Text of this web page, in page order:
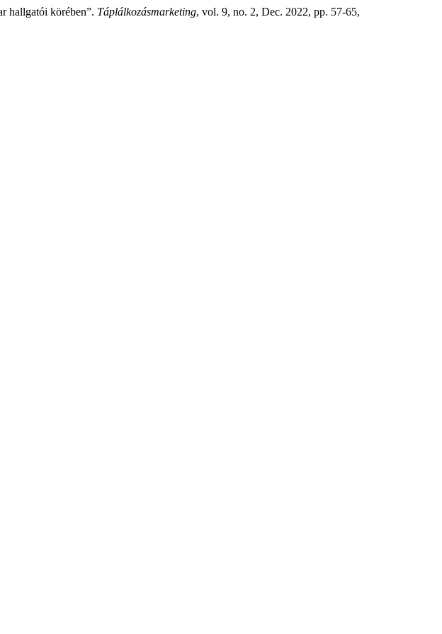
hallgatói körében”. Táplálkozásmarketing, vol. 9, no. 2, Dec. 2022, pp. 57-65,